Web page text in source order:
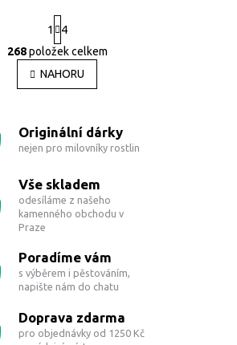
O
v
l
a
c
p
r
v
v
ý
p
s
u
S
t
r
v
á
1
4
268položek celkem
NAHORU
Originální dárky
nejen pro milovníky rostlin
Vše skladem
odesíláme z našeho
kamenného obchodu v
Praze
Poradíme vám
s výběrem i pěstováním,
napište nám do chatu
Doprava zdarma
pro objednávky od 1250 Kč